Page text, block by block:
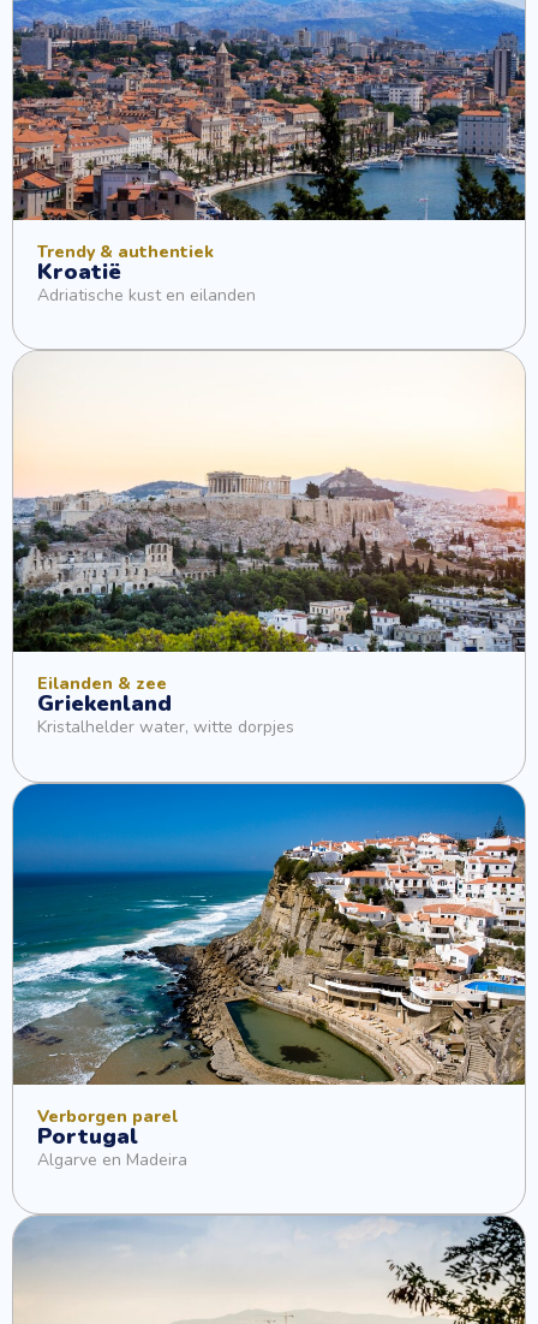
Trendy & authentiek
Kroatië
Adriatische kust en eilanden
Eilanden & zee
Griekenland
Kristalhelder water, witte dorpjes
Verborgen parel
Portugal
Algarve en Madeira